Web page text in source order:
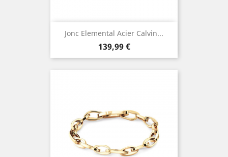
Jonc Elemental Acier Calvin...
Prix
139,99 €